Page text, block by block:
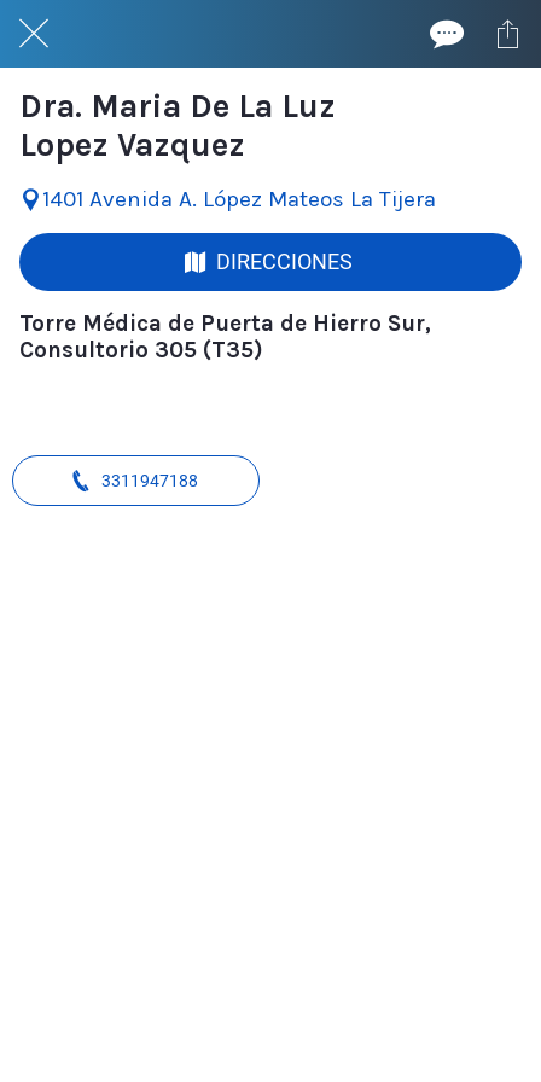
Dra. Maria De La Luz
Lopez Vazquez
1401 Avenida A. López Mateos La Tijera
DIRECCIONES
Torre Médica de Puerta de Hierro Sur,
Consultorio 305 (T35)
3311947188